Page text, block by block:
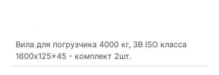
Вила для погрузчика 4000 кг, 3B ISO класса
1600x125x45 - комплект 2шт.